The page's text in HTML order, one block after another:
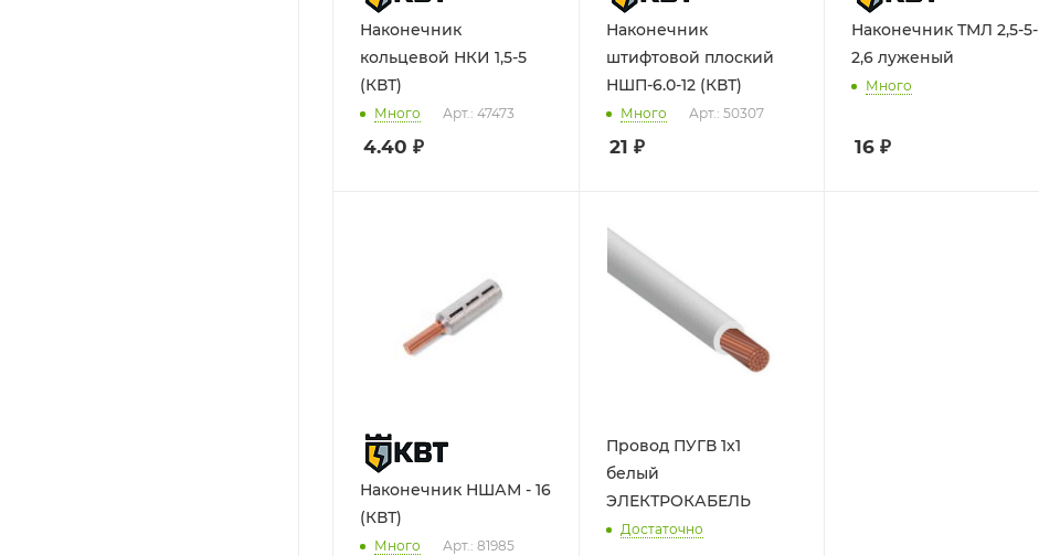
Наконечник
кольцевой НКИ 1,5-5
(КВТ)
Много Арт.: 47473
4.40 ₽
Наконечник
штифтовой плоский
НШП-6.0-12 (КВТ)
Много Арт.: 50307
21 ₽
Наконечник ТМЛ 2,5-5-
2,6 луженый
Много
16 ₽
Наконечник НШАМ - 16
(КВТ)
Много Арт.: 81985
Провод ПУГВ 1х1
белый
ЭЛЕКТРОКАБЕЛЬ
Достаточно